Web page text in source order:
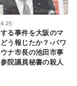
る事件を大阪のマ
う報じたか？‐パワ
ナ市長の池田市事
院議員秘書の殺人